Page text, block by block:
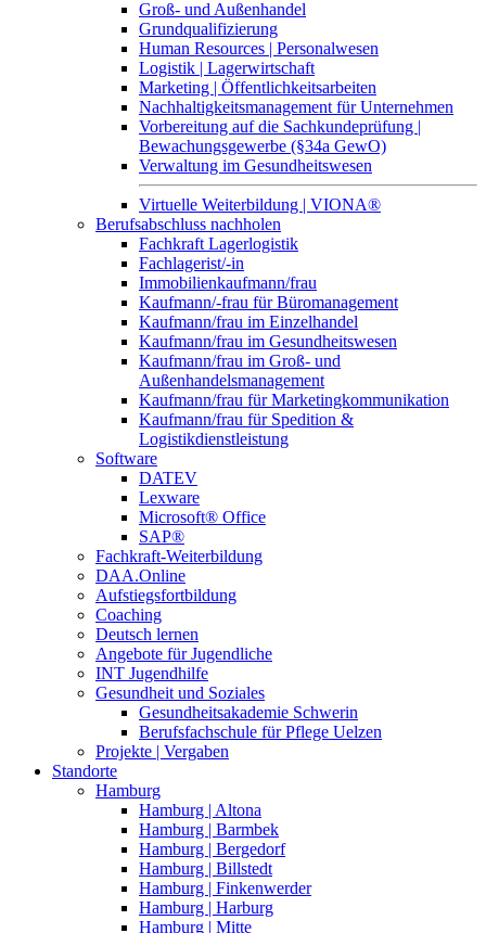
Groß- und Außenhandel
Grundqualifizierung
Human Resources | Personalwesen
Logistik | Lagerwirtschaft
Marketing | Öffentlichkeitsarbeiten
Nachhaltigkeitsmanagement für Unternehmen
Vorbereitung auf die Sachkundeprüfung |
Bewachungsgewerbe (§34a GewO)
Verwaltung im Gesundheitswesen
Virtuelle Weiterbildung | VIONA®
Berufsabschluss nachholen
Fachkraft Lagerlogistik
Fachlagerist/-in
Immobilienkaufmann/frau
Kaufmann/-frau für Büromanagement
Kaufmann/frau im Einzelhandel
Kaufmann/frau im Gesundheitswesen
Kaufmann/frau im Groß- und
Außenhandelsmanagement
Kaufmann/frau für Marketingkommunikation
Kaufmann/frau für Spedition &
Logistikdienstleistung
Software
DATEV
Lexware
Microsoft® Office
SAP®
Fachkraft-Weiterbildung
DAA.Online
Aufstiegsfortbildung
Coaching
Deutsch lernen
Angebote für Jugendliche
INT Jugendhilfe
Gesundheit und Soziales
Gesundheitsakademie Schwerin
Berufsfachschule für Pflege Uelzen
Projekte | Vergaben
Standorte
Hamburg
Hamburg | Altona
Hamburg | Barmbek
Hamburg | Bergedorf
Hamburg | Billstedt
Hamburg | Finkenwerder
Hamburg | Harburg
Hamburg | Mitte